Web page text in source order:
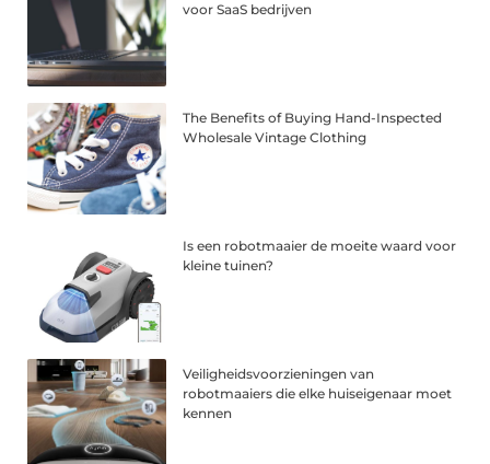
voor SaaS bedrijven
The Benefits of Buying Hand-Inspected
Wholesale Vintage Clothing
Is een robotmaaier de moeite waard voor
kleine tuinen?
Veiligheidsvoorzieningen van
robotmaaiers die elke huiseigenaar moet
kennen